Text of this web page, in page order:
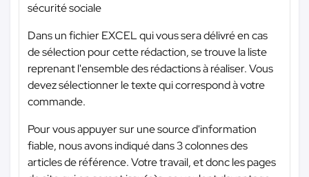
sécurité sociale
Dans un fichier EXCEL qui vous sera délivré en cas
de sélection pour cette rédaction, se trouve la liste
reprenant l'ensemble des rédactions à réaliser. Vous
devez sélectionner le texte qui correspond à votre
commande.
Pour vous appuyer sur une source d'information
fiable, nous avons indiqué dans 3 colonnes des
articles de référence. Votre travail, et donc les pages